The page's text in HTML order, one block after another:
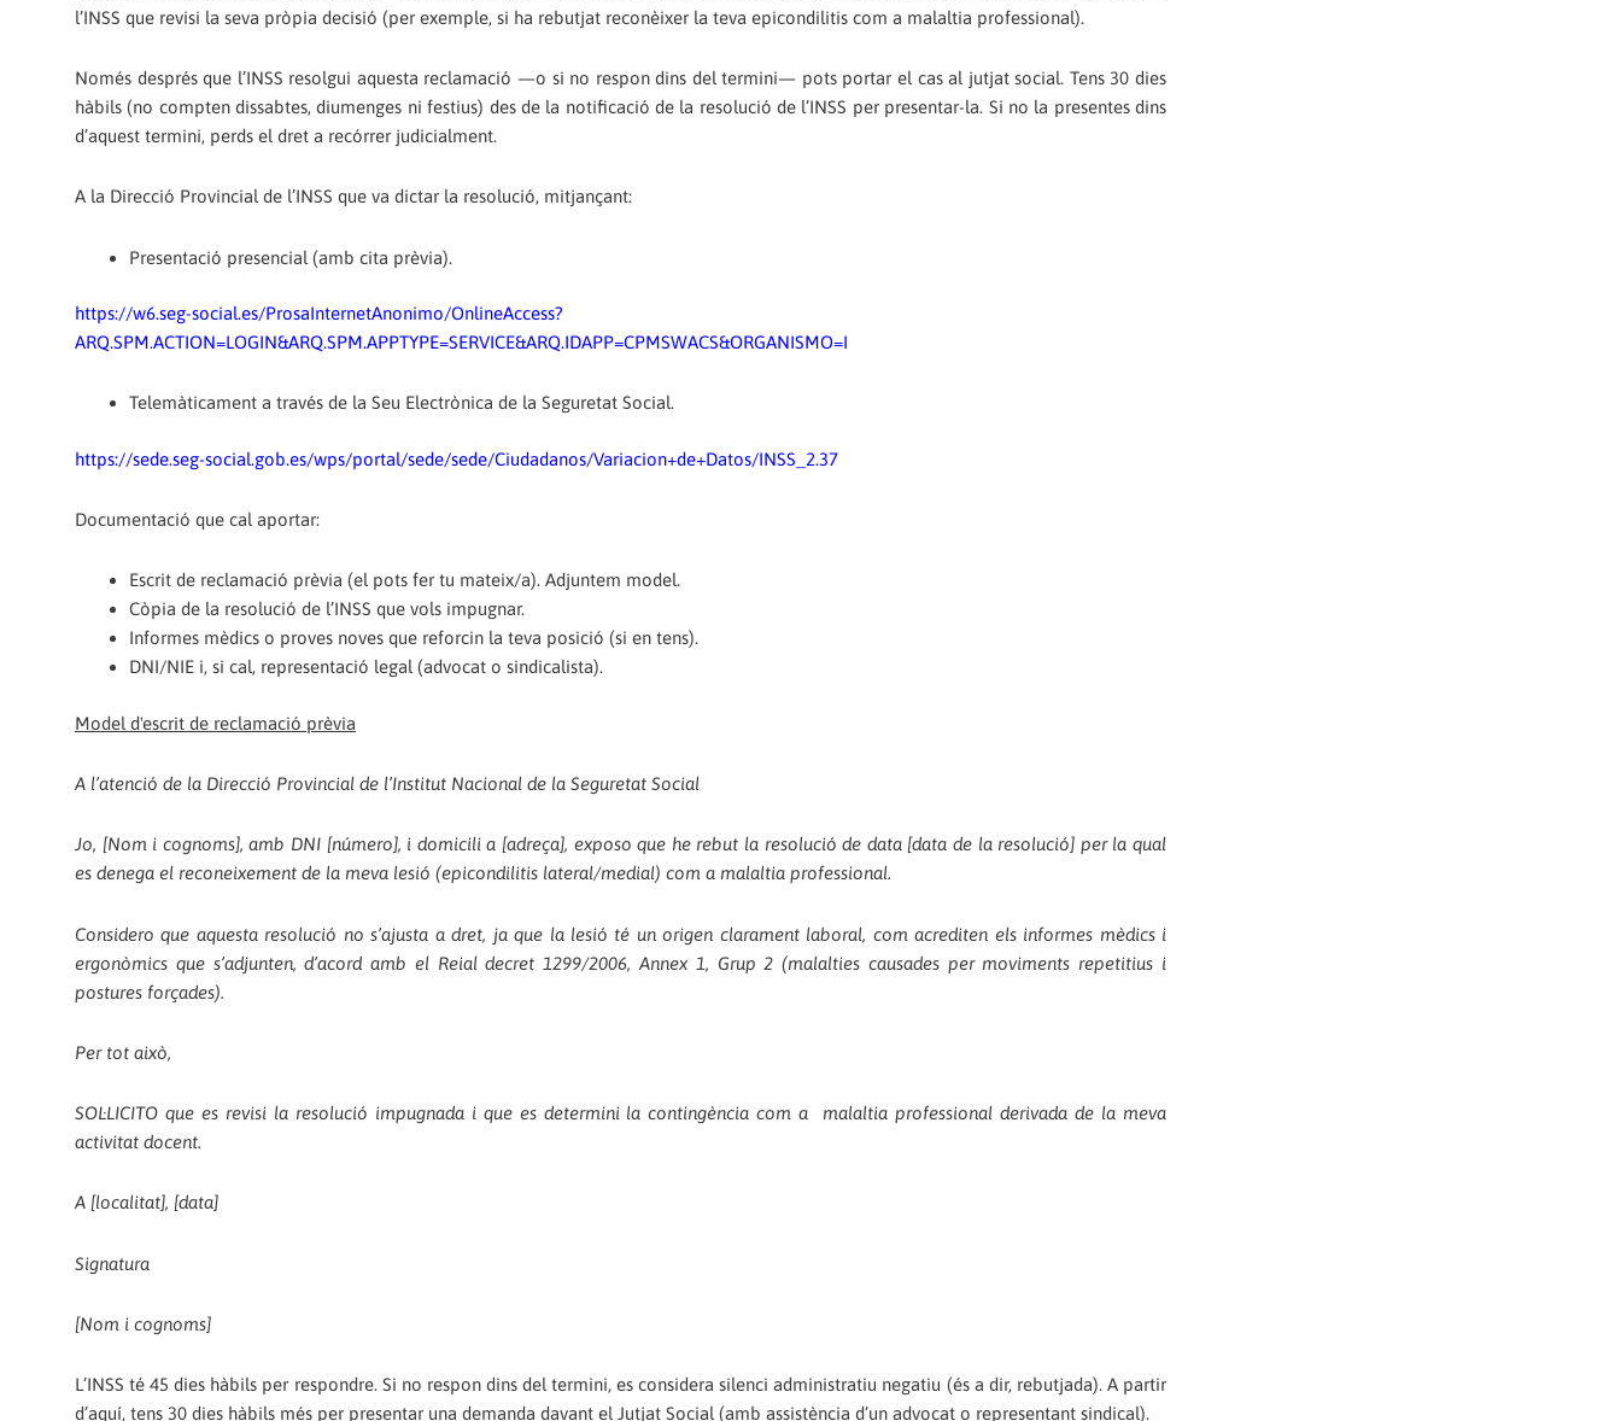
l’INSS que revisi la seva pròpia decisió (per exemple, si ha rebutjat reconèixer la teva epicondilitis com a malaltia professional).
Només després que l’INSS resolgui aquesta reclamació —o si no respon dins del termini— pots portar el cas al jutjat social. Tens 30 dies
hàbils (no compten dissabtes, diumenges ni festius) des de la notificació de la resolució de l’INSS per presentar-la. Si no la presentes dins
d’aquest termini, perds el dret a recórrer judicialment.
A la Direcció Provincial de l’INSS que va dictar la resolució, mitjançant:
Presentació presencial (amb cita prèvia).
https://w6.seg-social.es/ProsaInternetAnonimo/OnlineAccess?
ARQ.SPM.ACTION=LOGIN&ARQ.SPM.APPTYPE=SERVICE&ARQ.IDAPP=CPMSWACS&ORGANISMO=I
Telemàticament a través de la Seu Electrònica de la Seguretat Social.
https://sede.seg-social.gob.es/wps/portal/sede/sede/Ciudadanos/Variacion+de+Datos/INSS_2.37
Documentació que cal aportar:
Escrit de reclamació prèvia (el pots fer tu mateix/a). Adjuntem model.
Còpia de la resolució de l’INSS que vols impugnar.
Informes mèdics o proves noves que reforcin la teva posició (si en tens).
DNI/NIE i, si cal, representació legal (advocat o sindicalista).
Model d'escrit de reclamació prèvia
A l’atenció de la Direcció Provincial de l’Institut Nacional de la Seguretat Social
Jo, [Nom i cognoms], amb DNI [número], i domicili a [adreça], exposo que he rebut la resolució de data [data de la resolució] per la qual
es denega el reconeixement de la meva lesió (epicondilitis lateral/medial) com a malaltia professional.
Considero que aquesta resolució no s’ajusta a dret, ja que la lesió té un origen clarament laboral, com acrediten els informes mèdics i
ergonòmics que s’adjunten, d’acord amb el Reial decret 1299/2006, Annex 1, Grup 2 (malalties causades per moviments repetitius i
postures forçades).
Per tot això,
SOL·LICITO que es revisi la resolució impugnada i que es determini la contingència com a malaltia professional derivada de la meva
activitat docent.
A [localitat], [data]
Signatura
[Nom i cognoms]
L’INSS té 45 dies hàbils per respondre. Si no respon dins del termini, es considera silenci administratiu negatiu (és a dir, rebutjada). A partir
d’aquí, tens 30 dies hàbils més per presentar una demanda davant el Jutjat Social (amb assistència d’un advocat o representant sindical).